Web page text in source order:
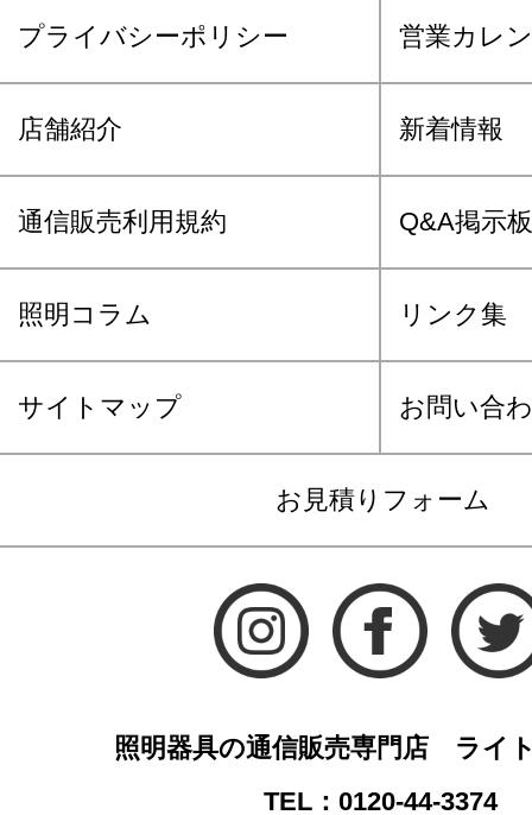
プライバシーポリシー 営業カレ
店舗紹介 新着情報
通信販売利用規約 Q&A掲示板
照明コラム リンク集
サイトマップ お問い合
お見積りフォーム
照明器具の通信販売専門店 ライ
TEL：0120-44-3374